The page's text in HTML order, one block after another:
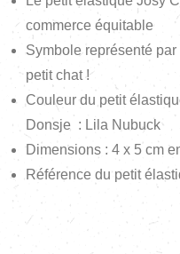
commerce équitable
Symbole représenté
petit chat !
Couleur du petit
Donsje : Lila Nubuck
Dimensions : 4 x 5 cm
Référence du petit